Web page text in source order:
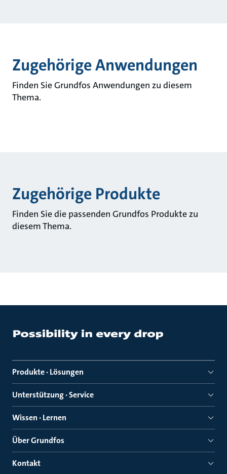
Zugehörige Anwendungen
Finden Sie Grundfos Anwendungen zu diesem
Thema.
Zugehörige Produkte
Finden Sie die passenden Grundfos Produkte zu
diesem Thema.
Produkte · Lösungen
Unterstützung · Service
Wissen · Lernen
Über Grundfos
Kontakt